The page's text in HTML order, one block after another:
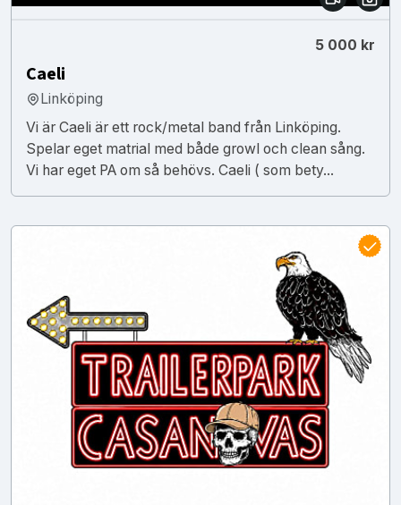
5 000 kr
Caeli
Linköping
Vi är Caeli är ett rock/metal band från Linköping.
Spelar eget matrial med både growl och clean sång.
Vi har eget PA om så behövs. Caeli ( som bety...